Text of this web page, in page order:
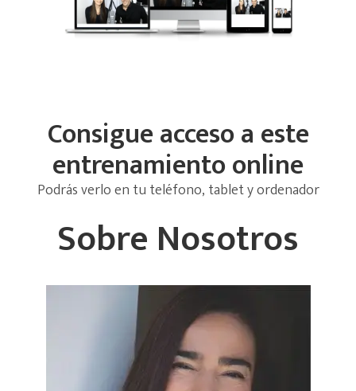
Consigue acceso a este
entrenamiento online
Podrás verlo en tu teléfono, tablet y ordenador
Sobre Nosotros